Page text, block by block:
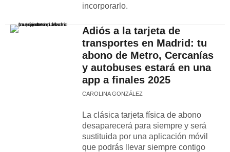
incorporarlo.
Adiós a la tarjeta de
transportes en Madrid: tu
abono de Metro, Cercanías
y autobuses estará en una
app a finales 2025
CAROLINA GONZÁLEZ
La clásica tarjeta física de abono
desaparecerá para siempre y será
sustituida por una aplicación móvil
que podrás llevar siempre contigo